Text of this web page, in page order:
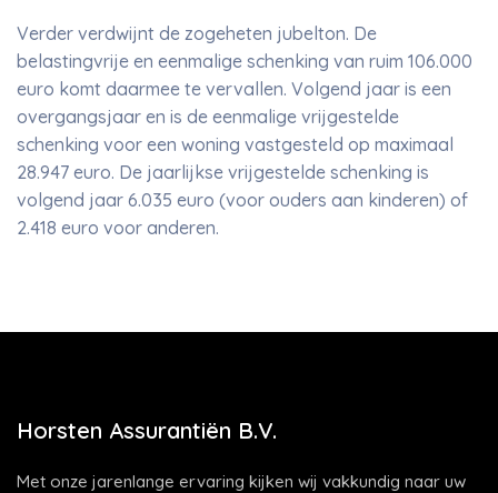
Verder verdwijnt de zogeheten jubelton. De
belastingvrije en eenmalige schenking van ruim 106.000
euro komt daarmee te vervallen. Volgend jaar is een
overgangsjaar en is de eenmalige vrijgestelde
schenking voor een woning vastgesteld op maximaal
28.947 euro. De jaarlijkse vrijgestelde schenking is
volgend jaar 6.035 euro (voor ouders aan kinderen) of
2.418 euro voor anderen.
Horsten Assurantiën B.V.
Met onze jarenlange ervaring kijken wij vakkundig naar uw